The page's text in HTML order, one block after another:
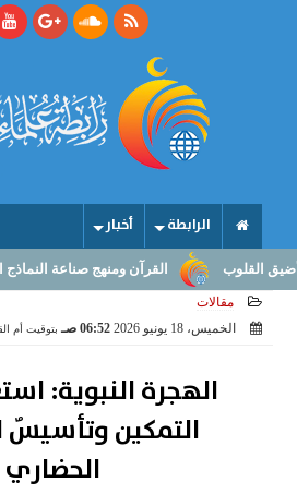
الرابطة أخبار
القرآن ومنهج صناعة النماذج الحضارية
مقالات
الخميس، 18 يونيو 2026
06:52 صـ بتوقيت أم
الهجرة النبوية:
التمكين وتأسيسٌ
الحضاري